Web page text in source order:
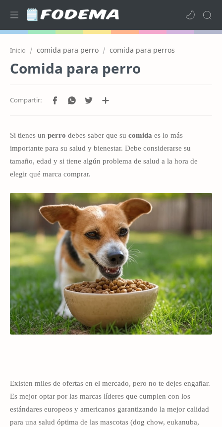
Inicio comida para perro comida para perros
Comida para perro
Si tienes un perro debes saber que su comida es lo más
importante para su salud y bienestar. Debe considerarse su
tamaño, edad y si tiene algún problema de salud a la hora de
elegir qué marca comprar.
Existen miles de ofertas en el mercado, pero no te dejes engañar.
Es mejor optar por las marcas líderes que cumplen con los
estándares europeos y americanos garantizando la mejor calidad
para una salud óptima de las mascotas (dog chow, eukanuba,